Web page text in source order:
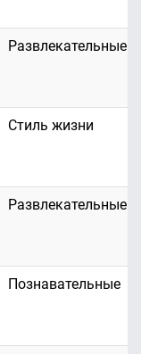
Развлекательные
Стиль жизни
Развлекательные
Познавательные